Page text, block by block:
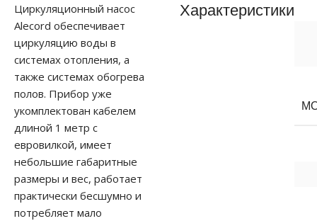
Циркуляционный насос
Alecord обеспечивает
циркуляцию воды в
системах отопления, а
также системах обогрева
полов. Прибор уже
укомплектован кабелем
длиной 1 метр с
евровилкой, имеет
небольшие габаритные
размеры и вес, работает
практически бесшумно и
потребляет мало
Характеристики